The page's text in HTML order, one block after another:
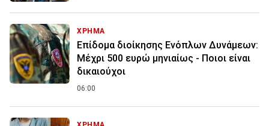
ΧΡΗΜΑ
Επίδομα διοίκησης Ενόπλων Δυνάμεων:
Μέχρι 500 ευρώ μηνιαίως - Ποιοι είναι
δικαιούχοι
06:00